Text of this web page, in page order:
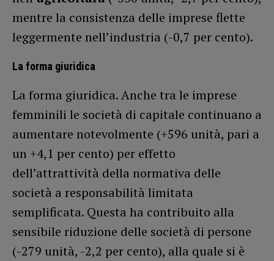
mentre la consistenza delle imprese flette
leggermente nell’industria (-0,7 per cento).
La forma giuridica
La forma giuridica. Anche tra le imprese
femminili le società di capitale continuano a
aumentare notevolmente (+596 unità, pari a
un +4,1 per cento) per effetto
dell’attrattività della normativa delle
società a responsabilità limitata
semplificata. Questa ha contribuito alla
sensibile riduzione delle società di persone
(-279 unità, -2,2 per cento), alla quale si è